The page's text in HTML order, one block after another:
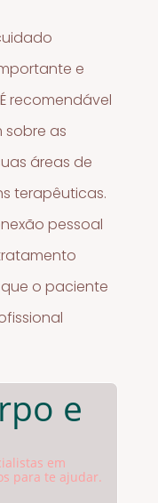
e
recomendável
sobre as
áreas de
terapêuticas.
pessoal
o paciente
e
em
para te ajudar.